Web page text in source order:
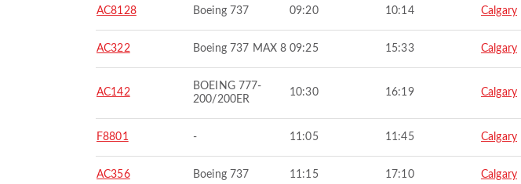
AC8128 Boeing 737 09:20 10:14 Calgary
AC322 Boeing 737 MAX 8 09:25 15:33 Calgary
AC142
BOEING 777-
200/200ER
10:30 16:19 Calgary
F8801 - 11:05 11:45 Calgary
AC356 Boeing 737 11:15 17:10 Calgary